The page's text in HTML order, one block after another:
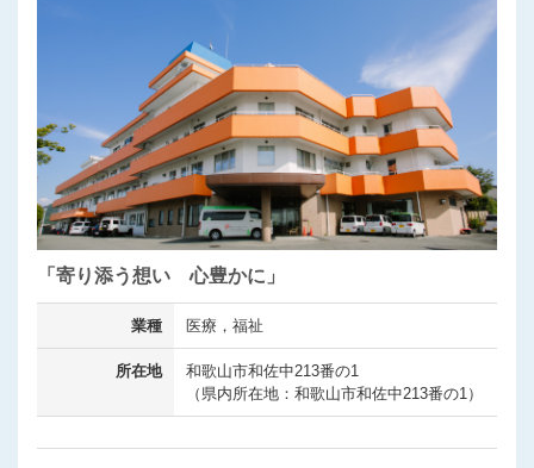
「寄り添う想い 心豊かに」
業種 医療，福祉
所在地
和歌山市和佐中213番の1
（県内所在地：和歌山市和佐中213番の1）